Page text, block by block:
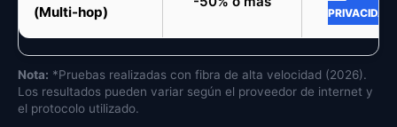
(Multi-hop)
PRIVACIDAD
Nota: *Pruebas realizadas con fibra de alta velocidad (2026).
Los resultados pueden variar según el proveedor de internet y
el protocolo utilizado.